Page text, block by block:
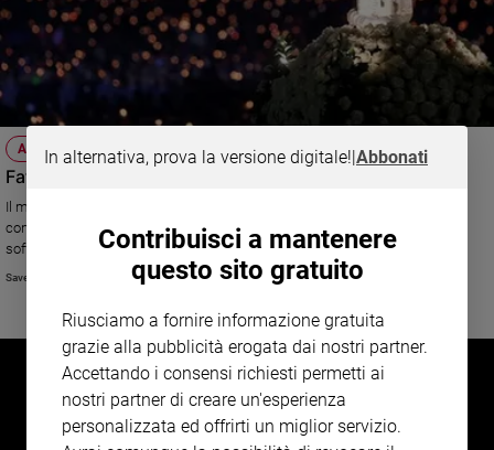
APPARIZIONI MARIANE
Fatima: qual è il significato delle visioni dell'inferno
Il mariologo Gian Matteo Roggio spiega perché la Madonna si manifesta
con apparizioni e chiarisce il significato delle visioni sull’inferno e le
sofferenze che ella ha affidato ai veggenti
Saverio Gaeta
In alternativa, prova la versione digitale!|Abbonati
Contribuisci a mantenere
questo sito gratuito
Riusciamo a fornire informazione gratuita
grazie alla pubblicità erogata dai nostri partner.
Accettando i consensi richiesti permetti ai
nostri partner di creare un'esperienza
personalizzata ed offrirti un miglior servizio.